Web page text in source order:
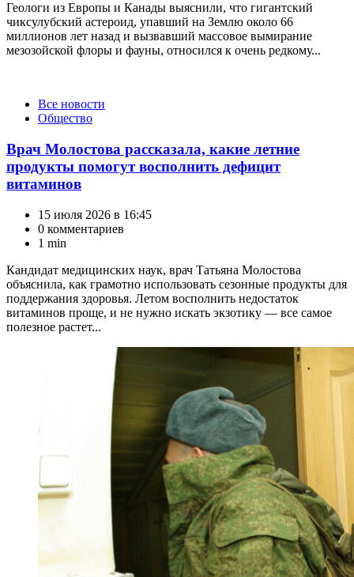
Геологи из Европы и Канады выяснили, что гигантский
чиксулубский астероид, упавший на Землю около 66
миллионов лет назад и вызвавший массовое вымирание
мезозойской флоры и фауны, относился к очень редкому...
КатегорииВсе новости
Общество
Врач Молостова рассказала, какие летние
продукты помогут восполнить дефицит
витаминов
15 июля 2026 в 16:45
0 комментариев
1 min
Кандидат медицинских наук, врач Татьяна Молостова
объяснила, как грамотно использовать сезонные продукты для
поддержания здоровья. Летом восполнить недостаток
витаминов проще, и не нужно искать экзотику — все самое
полезное растет...